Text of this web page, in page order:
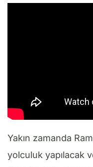
Yakın zamanda
yolculuk yapılacak